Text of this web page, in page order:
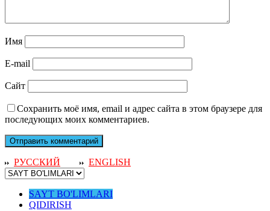
Имя
E-mail
Сайт
Сохранить моё имя, email и адрес сайта в этом браузере для
последующих моих комментариев.
РУССКИЙ ENGLISH
SAYT BO'LIMLARI
QIDIRISH